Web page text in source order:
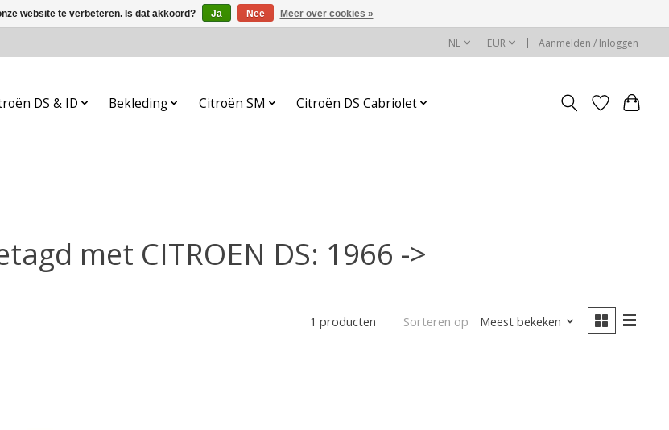
NL EUR Aanmelden / Inloggen
DS & ID Bekleding Citroën SM Citroën DS Cabriolet
met CITROEN DS: 1966 ->
1 producten Sorteren op Meest bekeken
website te verbeteren. Is dat akkoord? Ja Nee Meer over cookies »